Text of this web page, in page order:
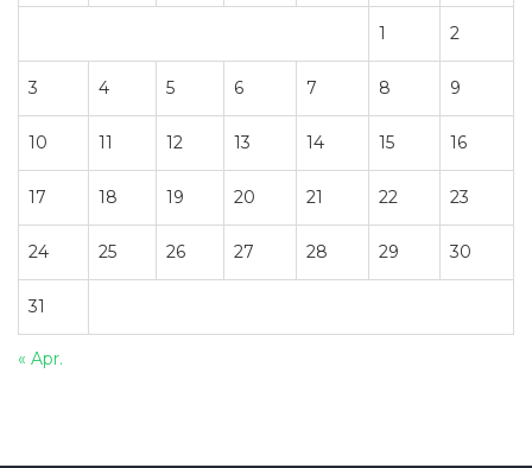
1 2
3 4 5 6 7 8 9
10 11 12 13 14 15 16
17 18 19 20 21 22 23
24 25 26 27 28 29 30
31
« Apr.